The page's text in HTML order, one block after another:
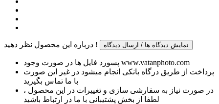
درباره این محصول نظر دهید ! نمایش دیدگاه ها / ارسال دیدگاه
پسورد فایل ها در صورت وجود www.vatanphoto.com
پرداخت از طریق درگاه بانکی انجام میشود در غیر این صورت
با ما تماس بگیرید
در صورت نیاز به سفارشی سازی و تغییرات در این محصول ،
لطفا از بخش پشتیبانی با ما در ارتباط باشید